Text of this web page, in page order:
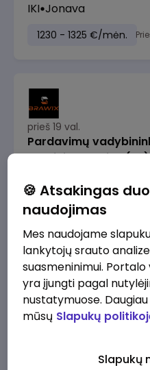
IKI Jonava
1230 - 1325 €/mėn.
prieš 19 val.
Pardavimų
administratorius (-ė)
1200 - 4000 €/mėn.
prieš 20 val.
Kasininkas (-ė) -
Basanavičiaus g. 6,
🍪 Atsakingas
naudojimas
Mes naudojame
lankytojų srauto
suasmeninimui.
yra įjungti pagal
nustatymuose.
mūsų Slapukų
Slapukų